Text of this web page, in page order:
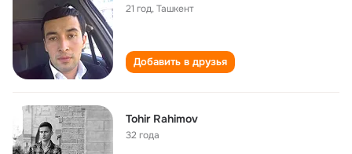
21 год,Ташкент
Добавить в друзья
Tohir Rahimov
32 года